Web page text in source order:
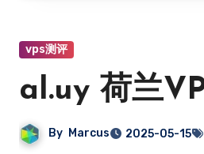
vps测评
al.uy 荷兰
By Marcus 2025-05-15